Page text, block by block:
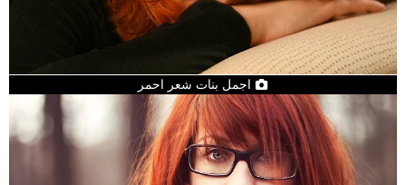
اجمل بنات شعر احمر